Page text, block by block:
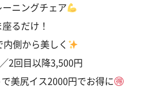
ーニングチェア
るだけ！
内側から美しく
2回目以降3,500円
美尻イス2000円でお得に